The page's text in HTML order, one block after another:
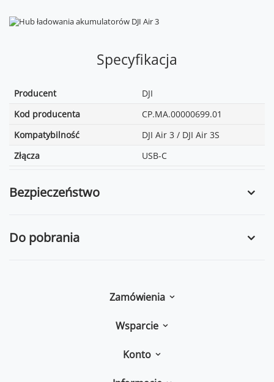
Specyfikacja
Producent
DJI
Kod producenta
CP.MA.00000699.01
Kompatybilność
DJI Air 3 / DJI Air 3S
Złącza
USB-C
Bezpieczeństwo
Do pobrania
Zamówienia
Wsparcie
Konto